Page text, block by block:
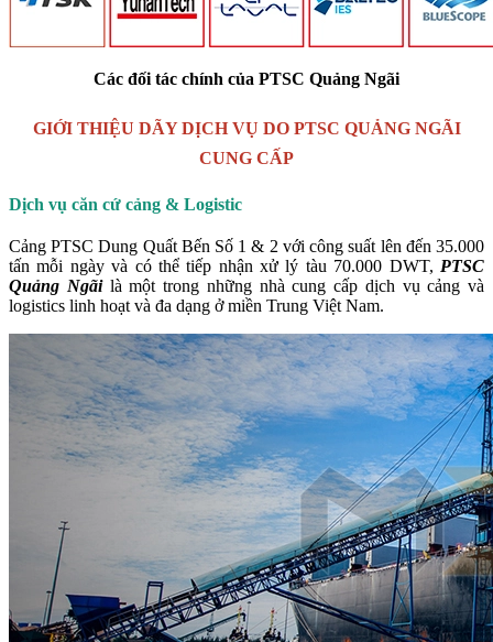
Các đối tác chính của PTSC Quảng Ngãi
GIỚI THIỆU DÃY DỊCH VỤ DO PTSC QUẢNG NGÃI
CUNG CẤP
Dịch vụ căn cứ cảng & Logistic
Cảng PTSC Dung Quất Bến Số 1 & 2 với công suất lên đến 35.000
tấn mỗi ngày và có thể tiếp nhận xử lý tàu 70.000 DWT, PTSC
Quảng Ngãilà một trong những nhà cung cấp dịch vụ cảng và
logistics linh hoạt và đa dạng ở miền Trung Việt Nam.